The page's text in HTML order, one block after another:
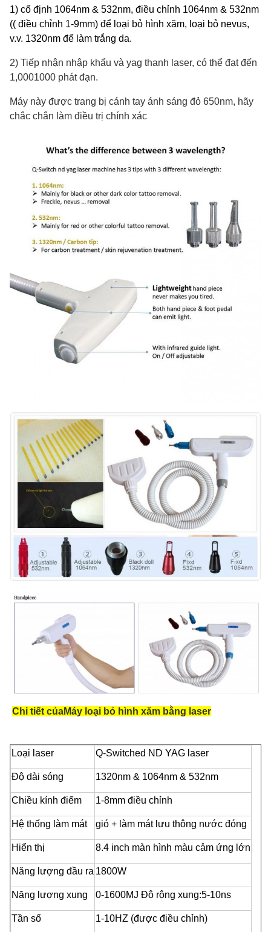
1) cố định 1064nm & 532nm, điều chỉnh 1064nm & 532nm
(( điều chỉnh 1-9mm) để loại bỏ hình xăm, loại bỏ nevus,
v.v. 1320nm để làm trắng da.
2) Tiếp nhận nhập khẩu và yag thanh laser, có thể đạt đến
1,0001000 phát đạn.
Máy này được trang bị cánh tay ánh sáng đỏ 650nm, hãy
chắc chắn làm điều trị chính xác
Chi tiết củaMáy loại bỏ hình xăm bằng laser
Loại laser Q-Switched ND YAG laser
Độ dài sóng 1320nm & 1064nm & 532nm
Chiều kính điểm 1-8mm điều chỉnh
Hệ thống làm mát gió + làm mát lưu thông nước đóng
Hiển thị 8.4 inch màn hình màu cảm ứng lớn
Năng lượng đầu ra 1800W
Năng lượng xung 0-1600MJ Độ rộng xung:5-10ns
Tần số 1-10HZ (được điều chỉnh)